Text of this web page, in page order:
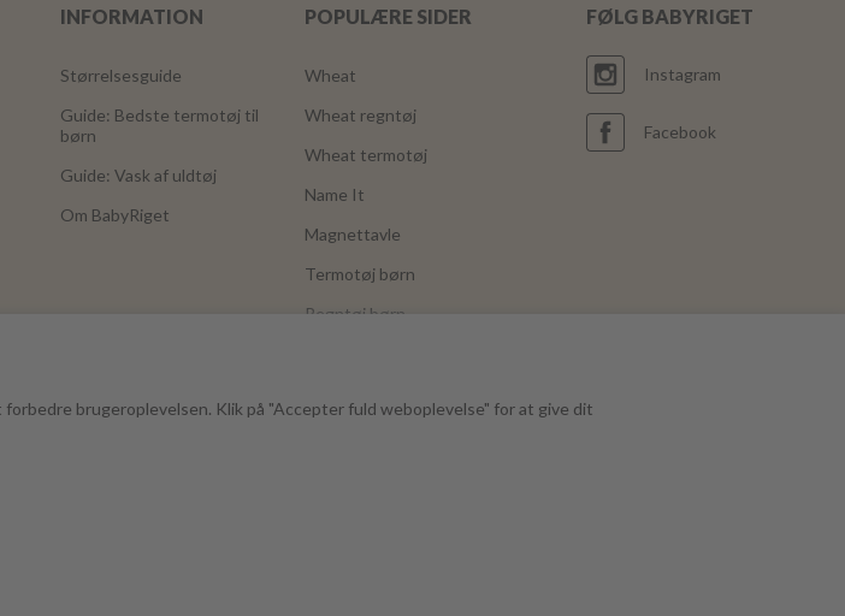
brugeroplevelsen. Klik på "Accepter fuld weboplevelse" for at give dit
INFORMATION
Størrelsesguide
Guide: Bedste termotøj til
børn
Guide: Vask af uldtøj
Om BabyRiget
POPULÆRE SIDER
Wheat
Wheat regntøj
Wheat termotøj
Name It
Magnettavle
Termotøj børn
Regntøj børn
FØLG BABYRIGET
Instagram
Facebook